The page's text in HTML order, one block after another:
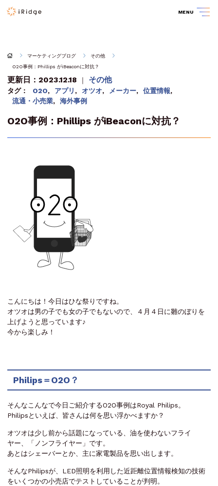
MENU
マーケティングブログ
その他
O2O事例：Phillips がiBeaconに対抗？
更新日：2023.12.18 ｜ その他
タグ： O2O, アプリ , オツオ, メーカー, 位置情報,
流通・小売業, 海外事例
O2O事例：Phillips がiBeaconに対抗？
こんにちは！今日はひな祭りですね。
オツオは男の子でも女の子でもないので、４月４日に雛のぼりを
上げようと思っています♪
今から楽しみ！
Philips＝O2O？
そんなこんなで今日ご紹介するO2O事例はRoyal Philips。
Philipsといえば、皆さんは何を思い浮かべますか？
オツオは少し前から話題になっている、油を使わないフライ
ヤー、「ノンフライヤー」です。
あとはシェーバーとか、主に家電製品を思い出します。
そんなPhilipsが、LED照明を利用した近距離位置情報検知の技術
をいくつかの小売店でテストしていることが判明。